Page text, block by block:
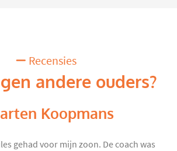
Recensies
andere ouders?
Koopmans
gehad voor mijn zoon. De coach was